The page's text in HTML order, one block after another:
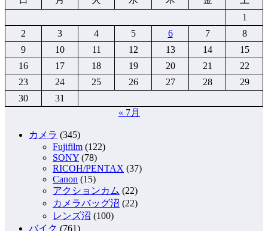
1
2
3 4 5 6 7
8
9
10 11 12 13 14
15
16
17 18 19 20 21
22
23
24 25 26 27 28
29
30
31
« 7月
カメラ (345)
Fujifilm (122)
SONY (78)
RICOH/PENTAX (37)
Canon (15)
アクションカム (22)
カメラバッグ沼 (22)
レンズ沼 (100)
バイク (761)